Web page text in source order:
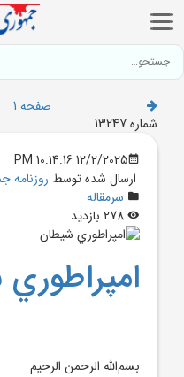
صفحه 1
شماره 13247
12/2/2025 10:14:16 PM
ارسال شده توسط روزنامه
سرمقاله
بسم‌الله الرحمن الرحيم